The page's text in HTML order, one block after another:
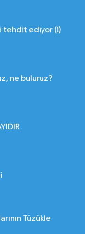
tehdit ediyor (!)
ne buluruz?
Tüzükle